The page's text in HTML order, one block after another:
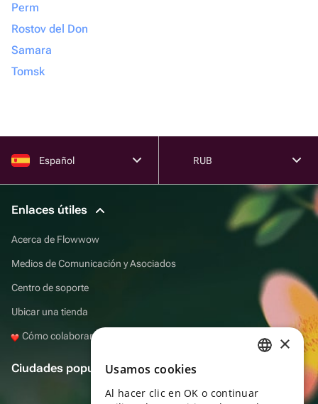
Perm
Rostov del Don
Samara
Tomsk
Español RUB
Enlaces útiles
Acerca de Flowwow
Medios de Comunicación y Asociados
Centro de soporte
Ubicar una tienda
Cómo colaborar con Flowwow
Ciudades populares
ENGLISH
×
Usamos cookies
Al hacer clic en OK o continuar